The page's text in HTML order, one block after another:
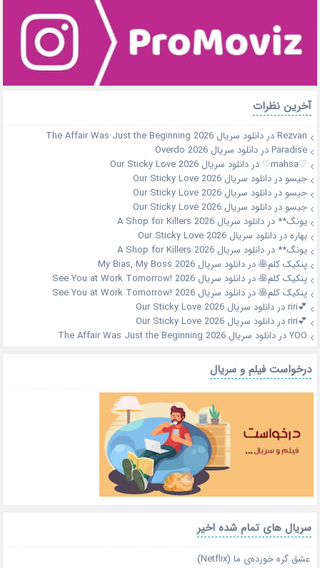
آخرین نظرات
Rezvanدردانلود سریال The Affair Was Just the Beginning 2026
Paradiseدردانلود سریال Overdo 2026
♡mahsa♡
دردانلود سریال Our Sticky Love 2026
جیسو دردانلود سریال Our Sticky Love 2026
جیسو دردانلود سریال Our Sticky Love 2026
جیسو دردانلود سریال Our Sticky Love 2026
یونگ** دردانلود سریال A Shop for Killers 2026
بهارهدردانلود سریال Our Sticky Love 2026
یونگ** دردانلود سریال A Shop for Killers 2026
پنکیک کلم🥞دردانلود سریال My Bias, My Boss 2026
پنکیک کلم🥞دردانلود سریال See You at Work Tomorrow! 2026
پنکیک کلم🥞دردانلود سریال See You at Work Tomorrow! 2026
💕riri
دردانلود سریال Our Sticky Love 2026
💕riri
دردانلود سریال Our Sticky Love 2026
YOOدردانلود سریال The Affair Was Just the Beginning 2026
درخواست فیلم و سریال
سریال های تمام شده اخیر
عشق گره خورده‌ی ما (Netflix)